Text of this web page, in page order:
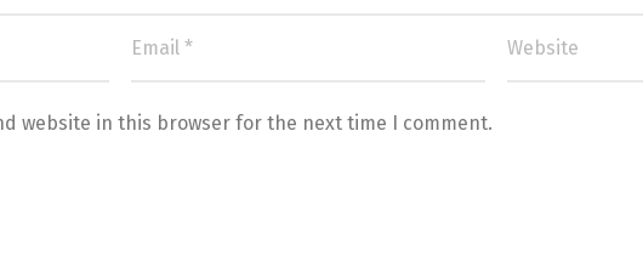
website in this browser for the next time I comment.